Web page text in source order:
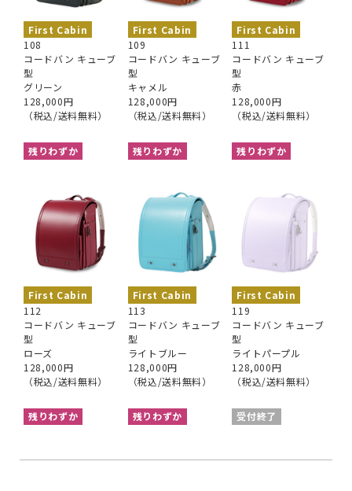
First Cabin
108
コードバン キューブ
型
グリーン
128,000円
（税込/送料無料）
残りわずか
First Cabin
109
コードバン キューブ
型
キャメル
128,000円
（税込/送料無料）
残りわずか
First Cabin
111
コードバン キューブ
型
赤
128,000円
（税込/送料無料）
残りわずか
First Cabin
112
コードバン キューブ
型
ローズ
128,000円
（税込/送料無料）
残りわずか
First Cabin
113
コードバン キューブ
型
ライトブルー
128,000円
（税込/送料無料）
残りわずか
First Cabin
119
コードバン キューブ
型
ライトパープル
128,000円
（税込/送料無料）
受付終了